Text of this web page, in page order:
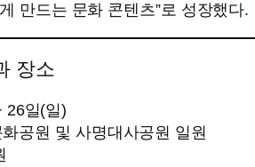
만드는 문화 콘텐츠”로 성장했다.
장소
26일(일)
공원 및 사명대사공원 일원